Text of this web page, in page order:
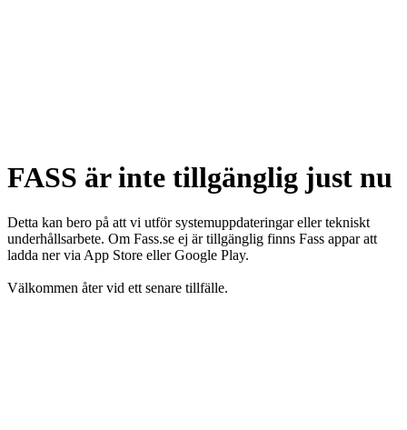
FASS är inte tillgänglig just nu
Detta kan bero på att vi utför systemuppdateringar eller tekniskt
underhållsarbete. Om Fass.se ej är tillgänglig finns Fass appar att
ladda ner via App Store eller Google Play.
Välkommen åter vid ett senare tillfälle.